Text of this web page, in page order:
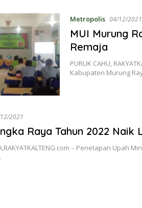
Metropolis 04/12/2021
MUI Murung
Remaja
PURUK CAHU,
Kabupaten Murung
2021
Raya Tahun 2022 Naik
– Penetapan Upah